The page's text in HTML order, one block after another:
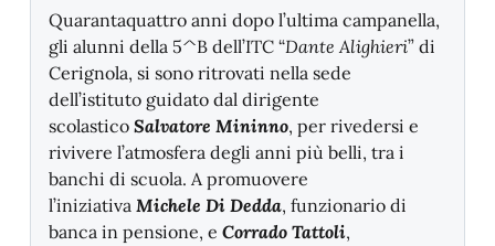
Quarantaquattro anni dopo l’ultima campanella,
gli alunni della 5^B dell’ITC “Dante Alighieri” di
Cerignola, si sono ritrovati nella sede
dell’istituto guidato dal dirigente
scolastico Salvatore Mininno, per rivedersi e
rivivere l’atmosfera degli anni più belli, tra i
banchi di scuola. A promuovere
l’iniziativa Michele Di Dedda, funzionario di
banca in pensione, e Corrado Tattoli,